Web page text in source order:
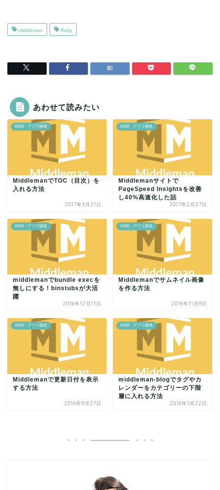
middleman Ruby
あわせて読みたい
WEB・アプリ開発
MiddlemanでTOC（目次）を
入れる方法
2017年3月21日
WEB・アプリ開発
Middlemanサイトで
PageSpeed Insightsを改善
し40%高速化した話
2017年2月27日
WEB・アプリ開発
middlemanでbundle execを
無しにする！binstubsが大活
躍
2016年12月11日
WEB・アプリ開発
Middlemanでサムネイル画像
を作る方法
2016年11月9日
WEB・アプリ開発
Middlemanで更新日付を表示
する方法
2016年9月27日
WEB・アプリ開発
middleman-blogでタグやカ
レンダーをカテゴリーの下階
層に入れる方法
2016年1月22日